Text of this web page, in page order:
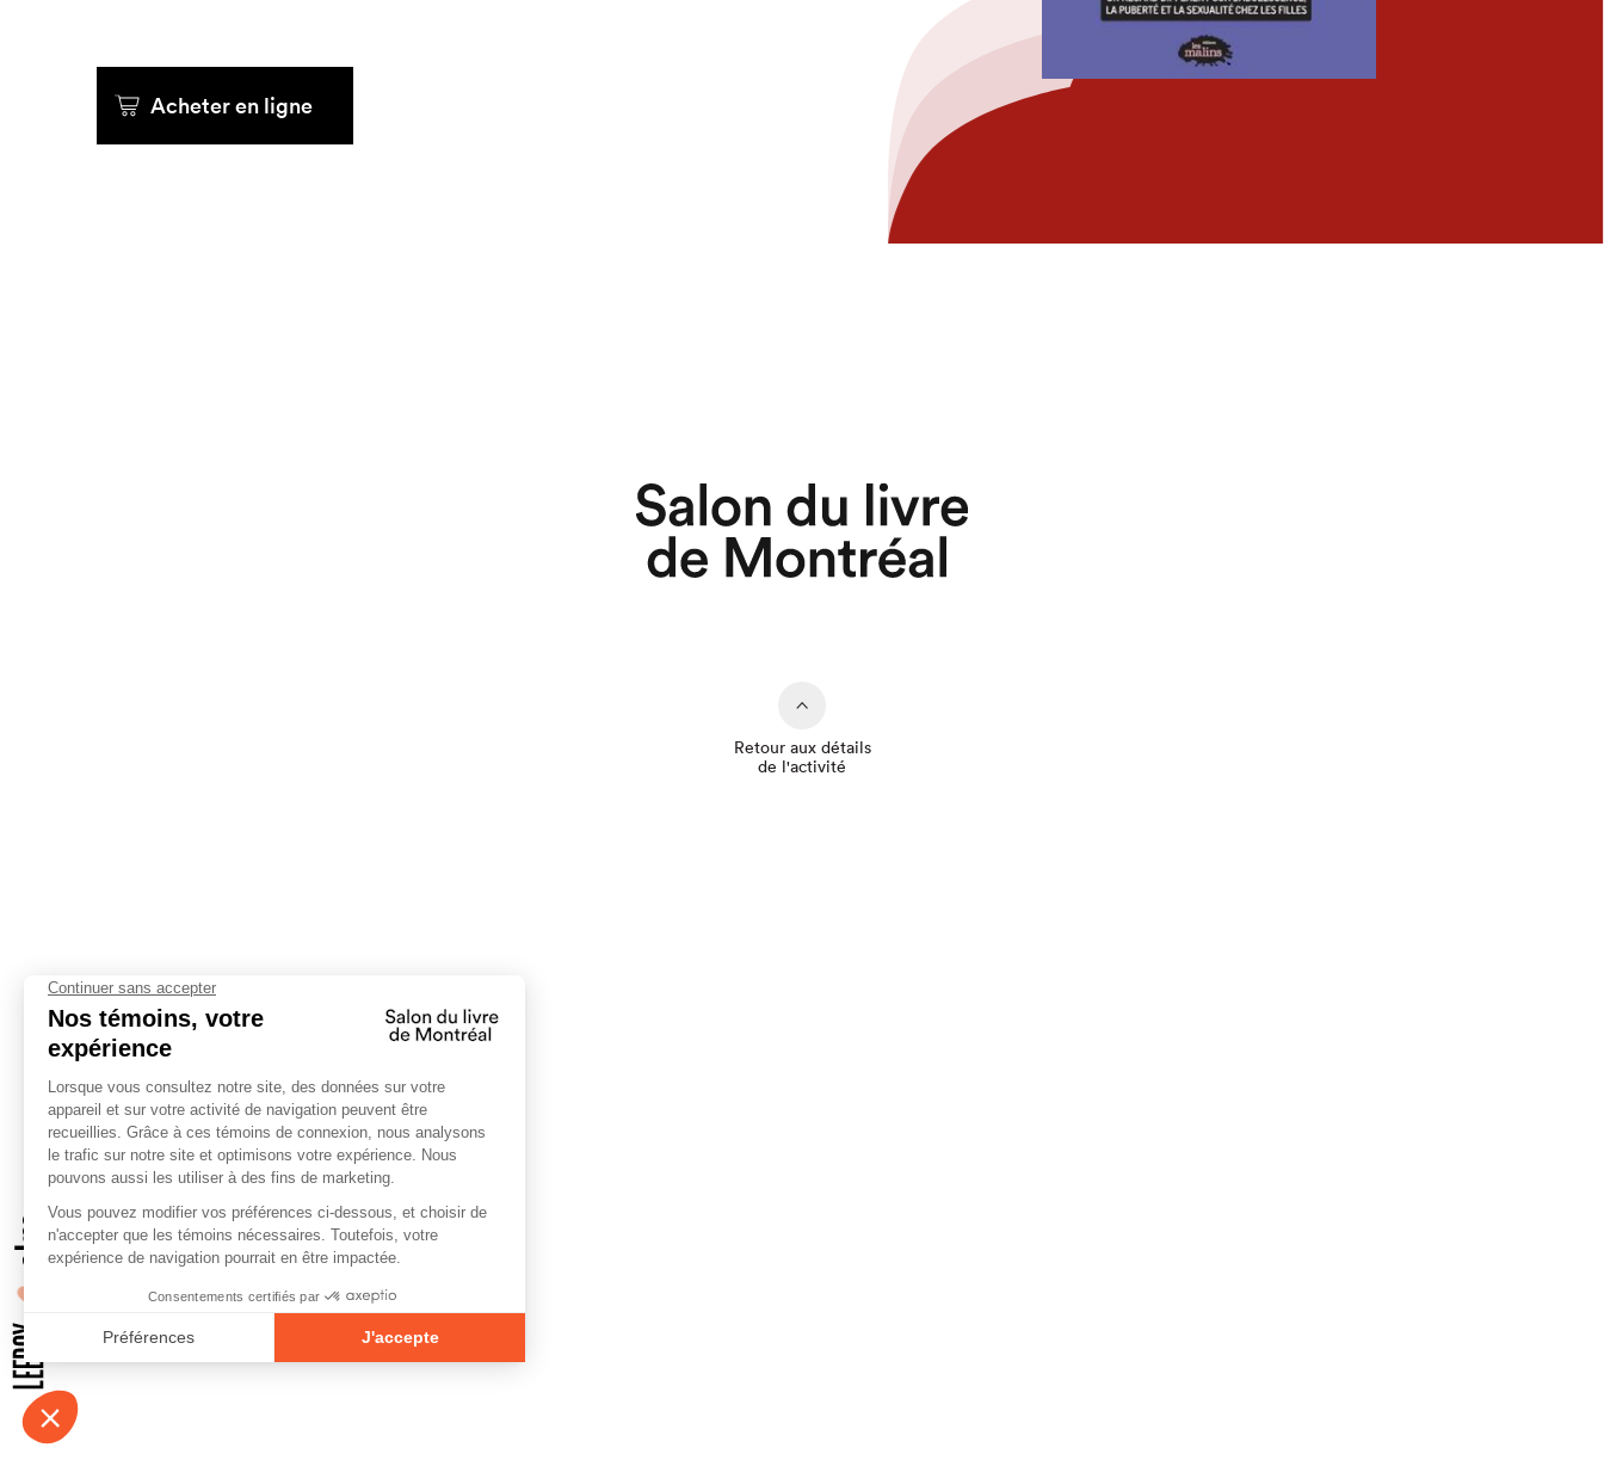
Acheter en ligne
Retour aux détails
de l'activité